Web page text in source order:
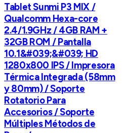
Tablet Sunmi P3 MIX /
Qualcomm Hexa-core
2.4/1.9GHz / 4GB RAM +
32GB ROM / Pantalla
10.1&#039;&#039; HD
1280x800 IPS / Impresora
Térmica Integrada (58mm
y 80mm) / Soporte
Rotatorio Para
Accesorios / Soporte
Múltiples Métodos de